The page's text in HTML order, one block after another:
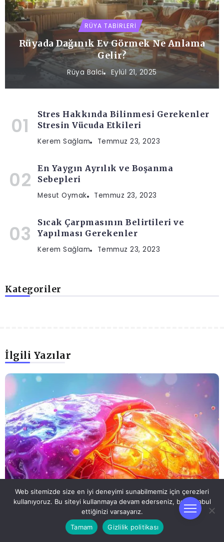
RÜYA TABIRLERI
Rüyada Dağınık Ev Görmek Ne Anlama
Gelir?
Rüya Balci Eylül 21, 2025
Stres Hakkında Bilinmesi Gerekenler
Stresin Vücuda Etkileri
Kerem Sağlam Temmuz 23, 2023
En Yaygın Ayrılık ve Boşanma
Sebepleri
Mesut Oymak Temmuz 23, 2023
Sıcak Çarpmasının Belirtileri ve
Yapılması Gerekenler
Kerem Sağlam Temmuz 23, 2023
Kategoriler
İlgili Yazılar
Web sitemizde size en iyi deneyimi sunabilmemiz için çerezleri
kullanıyoruz. Bu siteyi kullanmaya devam ederseniz, bunu kabul
ettiğinizi varsayarız.
Tamam
Gizlilik politikası